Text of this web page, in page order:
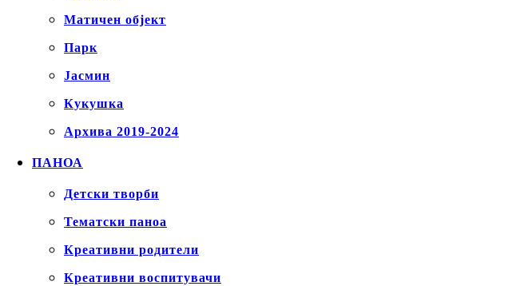
Матичен објект
Парк
Јасмин
Кукушка
Архива 2019-2024
ПАНОА
Детски творби
Тематски паноа
Креативни родители
Креативни воспитувачи